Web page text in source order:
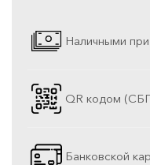
Наличными
QR кодом
Банковской